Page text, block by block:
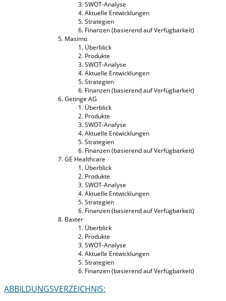
SWOT-Analyse
Aktuelle Entwicklungen
Strategien
Finanzen (basierend auf Verfügbarkeit)
Masimo
Überblick
Produkte
SWOT-Analyse
Aktuelle Entwicklungen
Strategien
Finanzen (basierend auf Verfügbarkeit)
Getinge AG
Überblick
Produkte
SWOT-Analyse
Aktuelle Entwicklungen
Strategien
Finanzen (basierend auf Verfügbarkeit)
GE Healthcare
Überblick
Produkte
SWOT-Analyse
Aktuelle Entwicklungen
Strategien
Finanzen (basierend auf Verfügbarkeit)
Baxter
Überblick
Produkte
SWOT-Analyse
Aktuelle Entwicklungen
Strategien
Finanzen (basierend auf Verfügbarkeit)
ABBILDUNGSVERZEICHNIS: